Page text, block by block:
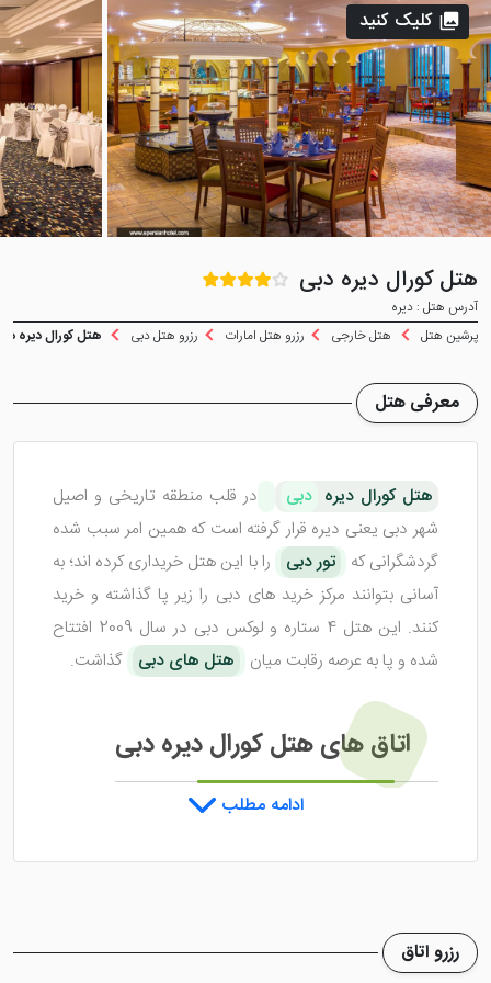
هتل کورال دیره دبی
آدرس هتل : دیره
پرشین هتل
هتل خارجی رزرو هتل امارات رزرو هتل دبی هتل کورال دیره
کلیک کنید
معرفی هتل
هتل کورال دیره دبی
در قلب منطقه تاریخی و اصیل
شهر دبی یعنی دیره قرار گرفته است که همین امر سبب شده
گردشگرانی که
تور دبی
را با این هتل خریداری کرده اند؛ به
آسانی بتوانند مرکز خرید های دبی را زیر پا گذاشته و خرید
کنند. این هتل 4 ستاره و لوکس دبی در سال 2009 افتتاح
شده و پا به عرصه رقابت میان
هتل های دبی گذاشت.
اتاق های هتل کورال دیره دبی
کلیه اتاق های خود را به مبلمان مجهز نموده و با
تهویه مطبوع، قهوه ساز و غیره از جمله امکانات و لوازمی
ادامه مطلب
رزرو اتاق